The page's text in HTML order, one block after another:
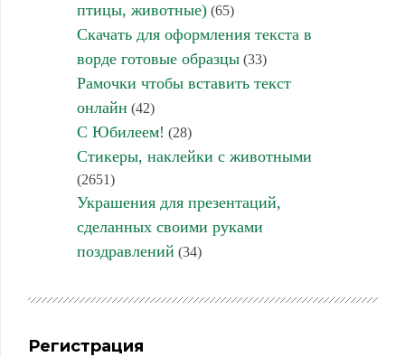
птицы, животные)(65)
Скачать для оформления текста в
ворде готовые образцы(33)
Рамочки чтобы вставить текст
онлайн (42)
С Юбилеем! (28)
Стикеры, наклейки с животными
(2651)
Украшения для презентаций,
сделанных своими руками
поздравлений (34)
Регистрация